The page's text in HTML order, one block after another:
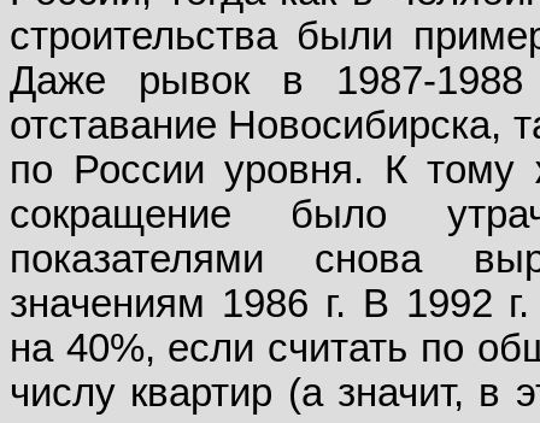
строительства были
Даже рывок в 1987-1988
отставание Новосибирска,
по России уровня. К тому
сокращение было
показателями снова
значениям 1986 г. В 1992
на 40%, если считать по
числу квартир (а значит, в